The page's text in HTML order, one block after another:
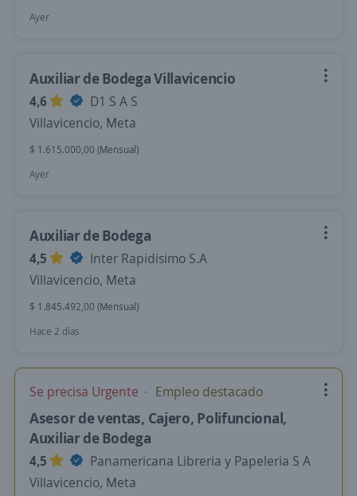
Ayer
Auxiliar de Bodega Villavicencio
4,6
D1 S A S
Villavicencio, Meta
$ 1.615.000,00 (Mensual)
Ayer
Auxiliar de Bodega
4,5
Inter Rapidisimo S.A
Villavicencio, Meta
$ 1.845.492,00 (Mensual)
Hace 2 días
Se precisa Urgente Empleo destacado
Asesor de ventas, Cajero, Polifuncional,
Auxiliar de Bodega
4,5
Panamericana Libreria y Papeleria S A
Villavicencio, Meta